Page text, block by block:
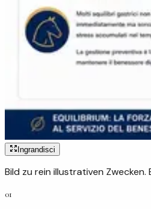
Ingrandisci
Bild zu rein illustrativen
01